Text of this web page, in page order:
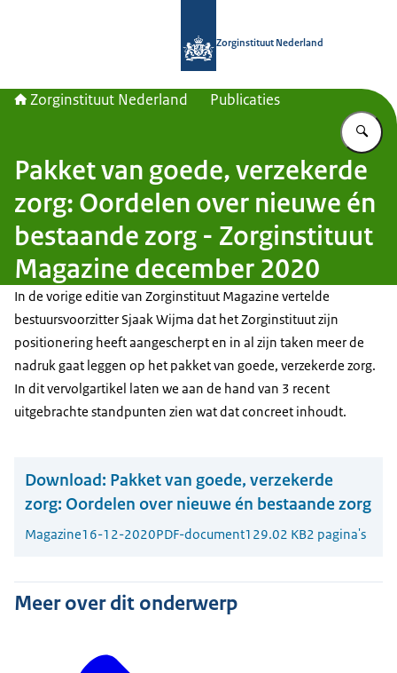
Zorginstituut Nederland
Zorginstituut Nederland Publicaties
Pakket van goede, verzekerde
zorg: Oordelen over nieuwe én
bestaande zorg - Zorginstituut
Magazine december 2020
In de vorige editie van Zorginstituut Magazine vertelde
bestuursvoorzitter Sjaak Wijma dat het Zorginstituut zijn
positionering heeft aangescherpt en in al zijn taken meer de
nadruk gaat leggen op het pakket van goede, verzekerde zorg.
In dit vervolgartikel laten we aan de hand van 3 recent
uitgebrachte standpunten zien wat dat concreet inhoudt.
Download: Pakket van goede, verzekerde
zorg: Oordelen over nieuwe én bestaande zorg
Magazine16-12-2020PDF-document129.02 KB2 pagina's
Meer over dit onderwerp